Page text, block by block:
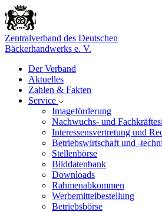
Zentralverband des Deutschen
Bäckerhandwerks e. V.
Der Verband
Aktuelles
Zahlen & Fakten
Service
Imageförderung
Nachwuchs- und
Interessensvertretung und
Betriebswirtschaft und -
Stellenbörse
Bilddatenbank
Downloads
Rahmenabkommen
Werbemittelbestellung
Betriebsbörse